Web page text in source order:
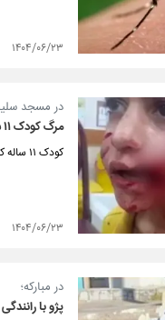
۱۴۰۴/۰۶/۲۳
در مسجد
مرگ کودک ۱۱ ساله به‌خاطر حمله ‌سگ‌های ولگرد!
کودک ۱۱ ساله که بر اثر حمله سگ‌های ولگرد به شدت مجروح شده بود، پس از چند روز بستری در بیمارستان جان باخت.
۱۴۰۴/۰۶/۲۳
در مبارکه؛
پژو با رانندگی نوجوان